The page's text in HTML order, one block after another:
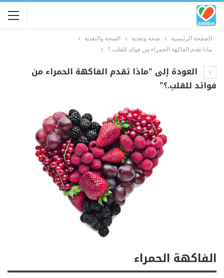
الصفحة الرئيسية صحة وتغذية
الصحة والتغذية
ماذا تقدم الفاكهة الحمراء من فوائد للقلب.؟
العودة إلى "ماذا تقدم الفاكهة الحمراء من
فوائد للقلب.؟"
الفاكهة الحمراء